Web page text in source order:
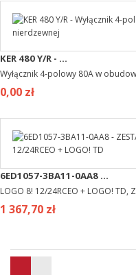
KER 480 Y/R - ...
Wyłącznik 4-polowy 80A w
0,00 zł
6ED1057-3BA11-0AA8 ...
LOGO 8! 12/24RCEO + LOGO! TD,
1 367,70 zł